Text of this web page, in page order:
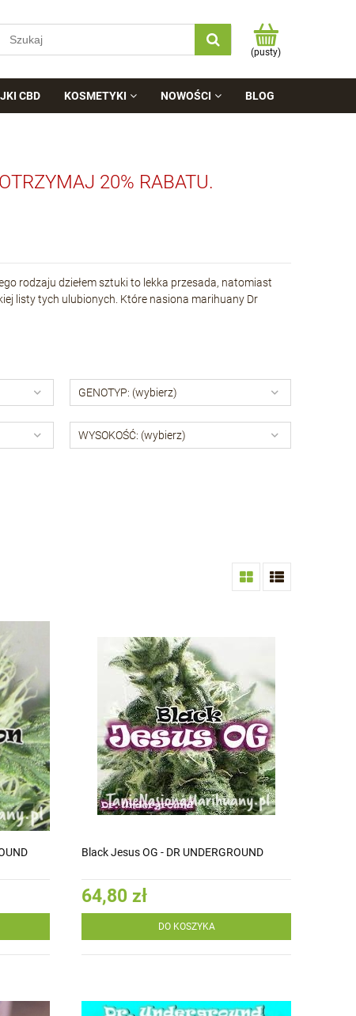
(pusty)
CBD KOSMETYKI NOWOŚCI BLOG
20% RABATU.
rodzaju dziełem sztuki to lekka przesada, natomiast
listy tych ulubionych. Które nasiona marihuany Dr
GENOTYP: (wybierz)
WYSOKOŚĆ: (wybierz)
Black Jesus OG - DR UNDERGROUND
64,80 zł
DO KOSZYKA